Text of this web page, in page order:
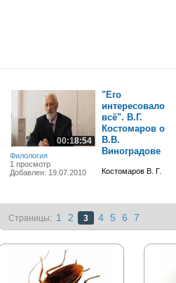
00:18:54
Филология
1 просмотр
Добавлен: 19.07.2010
"Его
интересовало
всё". В.Г.
Костомаров о
В.В.
Виноградове
Костомаров В. Г.
Страницы: 1 2 3 4 5 6 7